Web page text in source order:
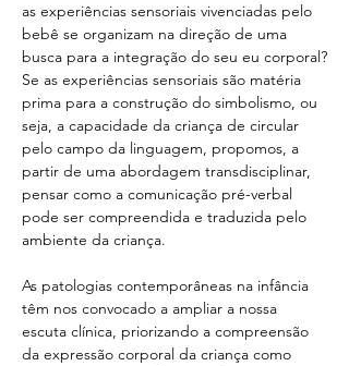
as experiências sensoriais vivenciadas pelo
bebê se organizam na direção de uma
busca para a integração do seu eu corporal?
Se as experiências sensoriais são matéria
prima para a construção do simbolismo, ou
seja, a capacidade da criança de circular
pelo campo da linguagem, propomos, a
partir de uma abordagem transdisciplinar,
pensar como a comunicação pré-verbal
pode ser compreendida e traduzida pelo
ambiente da criança.
As patologias contemporâneas na infância
têm nos convocado a ampliar a nossa
escuta clínica, priorizando a compreensão
da expressão corporal da criança como